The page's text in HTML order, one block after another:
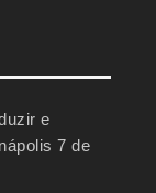
e
7 de